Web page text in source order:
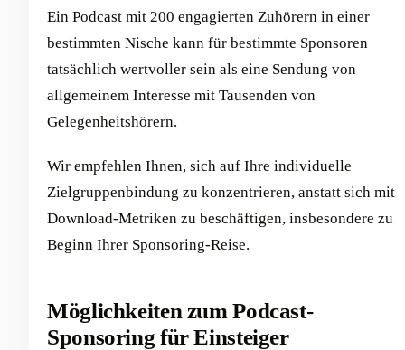
Ein Podcast mit 200 engagierten Zuhörern in einer
bestimmten Nische kann für bestimmte Sponsoren
tatsächlich wertvoller sein als eine Sendung von
allgemeinem Interesse mit Tausenden von
Gelegenheitshörern.
Wir empfehlen Ihnen, sich auf Ihre individuelle
Zielgruppenbindung zu konzentrieren, anstatt sich mit
Download-Metriken zu beschäftigen, insbesondere zu
Beginn Ihrer Sponsoring-Reise.
Möglichkeiten zum Podcast-
Sponsoring für Einsteiger